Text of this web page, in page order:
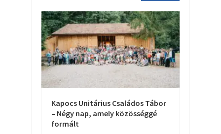
Kapocs Unitárius Családos Tábor
– Négy nap, amely közösséggé
formált